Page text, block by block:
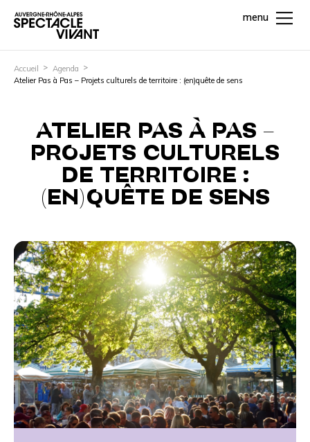
menu
Accueil
Agenda
Atelier Pas à Pas – Projets culturels de territoire : (en)quête de sens
ATELIER PAS À PAS –
PROJETS CULTURELS
DE TERRITOIRE :
(EN)QUÊTE DE SENS